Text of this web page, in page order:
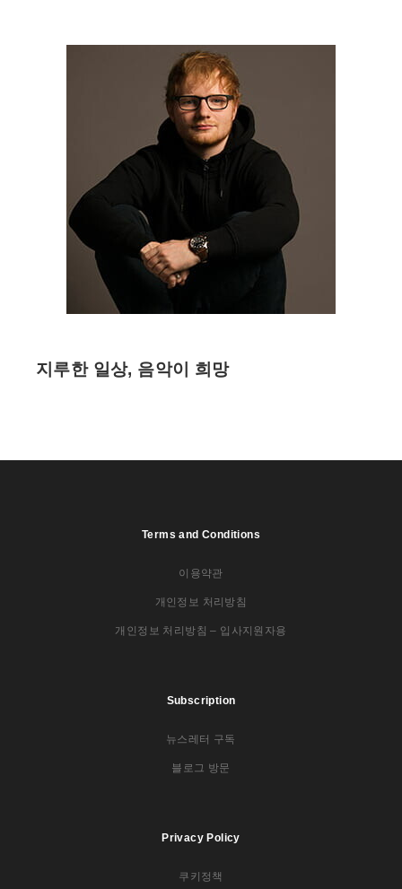
지루한 일상, 음악이 희망
Terms and Conditions
이용약관
개인정보 처리방침
개인정보 처리방침 – 입사지원자용
Subscription
뉴스레터 구독
블로그 방문
Privacy Policy
쿠키정책